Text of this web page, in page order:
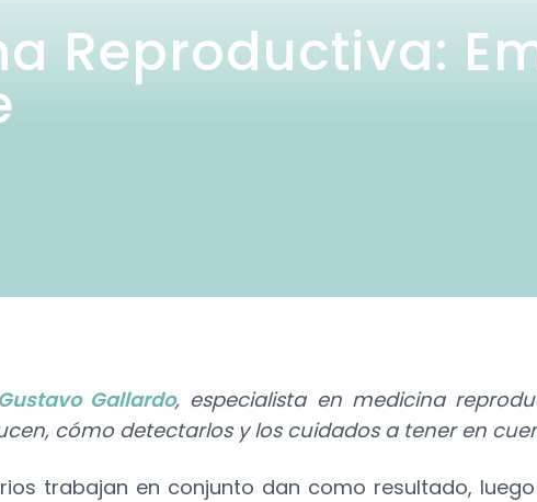
Reproductiva:
Gallardo, especialista en medicina
cómo detectarlos y los cuidados a tener en
trabajan en conjunto dan como resultado,